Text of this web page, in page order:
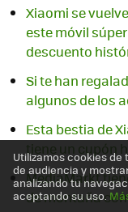
Xiaomi se
este móvil
descuento
Si te han
algunos de los
Esta bestia de
tiene un cupón
MediaMarkt
de montaña
Utilizamos cookies
de audiencia y
analizando tu
aceptando su uso.